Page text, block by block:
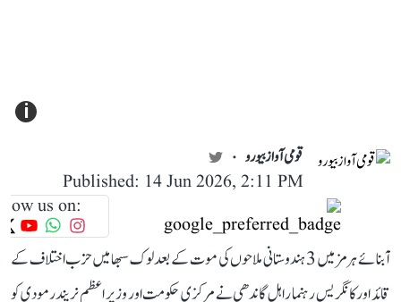
i
قومی آواز بیورو
Published: 14 Jun 2026, 2:11 PM
us on:
آبنائے ہرمز میں 3 ہندوستانی ملاحوں کی موت کے بعد لوک سبھا میں حزب اختلاف کے
قائد اور کانگریس رہنما راہل گاندھی نے مرکزی حکومت اور وزیر اعظم نریندر مودی کو